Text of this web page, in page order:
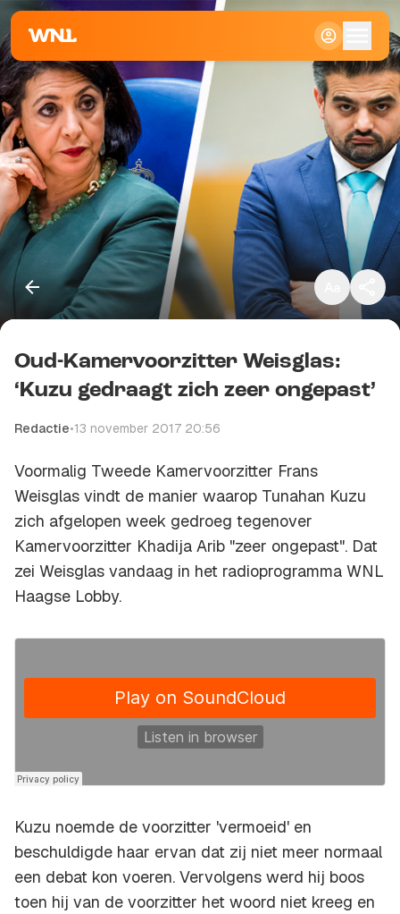
Klein
Standaard
Groot
Kopieer link
Oud-Kamervoorzitter Weisglas:
‘Kuzu gedraagt zich zeer ongepast’
Redactie•13 november 2017 20:56
Voormalig Tweede Kamervoorzitter Frans
Weisglas vindt de manier waarop Tunahan Kuzu
zich afgelopen week gedroeg tegenover
Kamervoorzitter Khadija Arib "zeer ongepast". Dat
zei Weisglas vandaag in het radioprogramma WNL
Haagse Lobby.
Kuzu noemde de voorzitter 'vermoeid' en
beschuldigde haar ervan dat zij niet meer normaal
een debat kon voeren. Vervolgens werd hij boos
toen hij van de voorzitter het woord niet kreeg en